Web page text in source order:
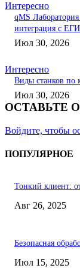
Интересно
qMS
интеграция с
Июл 30, 2026
Интересно
Виды станков по
Июл 30, 2026
ОСТАВЬТЕ
Войдите, чтобы
ПОПУЛЯРНОЕ
Тонкий клиент:
Авг 26, 2025
Безопасная
Июл 15, 2025